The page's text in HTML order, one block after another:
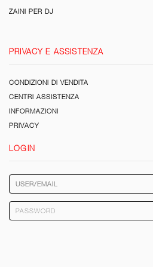
ZAINI PER DJ
PRIVACY E ASSISTENZA
CONDIZIONI DI VENDITA
CENTRI ASSISTENZA
INFORMAZIONI
PRIVACY
LOGIN